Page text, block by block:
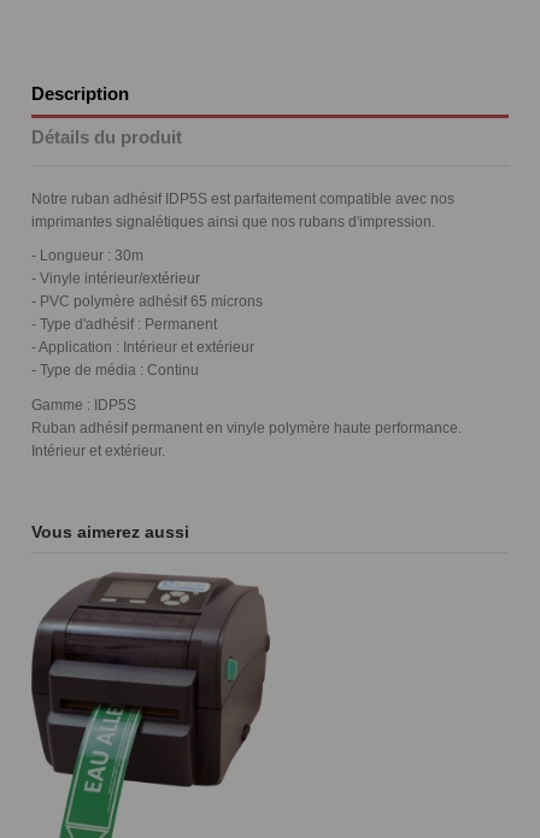
Description
Détails du produit
Notre ruban adhésif IDP5S est parfaitement compatible avec nos
imprimantes signalétiques ainsi que nos rubans d'impression.
- Longueur : 30m
- Vinyle intérieur/extérieur
- PVC polymère adhésif 65 microns
- Type d'adhésif : Permanent
- Application : Intérieur et extérieur
- Type de média : Continu
Gamme : IDP5S
Ruban adhésif permanent en vinyle polymère haute performance.
Intérieur et extérieur.
Vous aimerez aussi